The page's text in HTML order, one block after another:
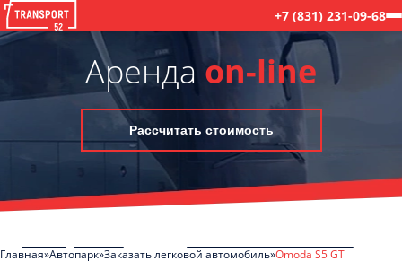
+7 (831) 231-09-68
Аренда on-line
Рассчитать стоимость
Главная Автопарк Заказать легковой автомобиль Omoda S5 GT